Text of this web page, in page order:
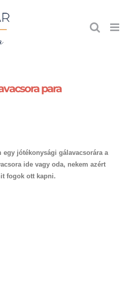
para
egy jótékonysági gálavacsorára a
ide vagy oda, nekem azért
fogok ott kapni.